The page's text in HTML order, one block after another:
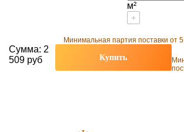
м²
+
Минимальная партия поставки от 5
Сумма: 2
509 руб
Купить